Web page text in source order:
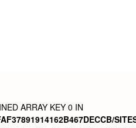
ARRAY KEY 0 IN